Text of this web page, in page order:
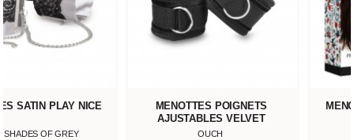
SATIN PLAY NICE
SHADES OF GREY
MENOTTES POIGNETS
AJUSTABLES VELVET
OUCH